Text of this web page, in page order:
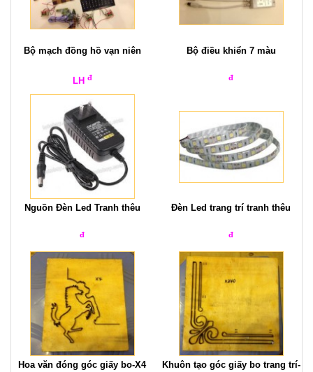
Bộ mạch đồng hồ vạn niên
LH đ
Bộ điều khiển 7 màu
đ
Nguồn Đèn Led Tranh thêu
đ
Đèn Led trang trí tranh thêu
đ
Hoa văn đóng góc giấy bo-X4
Khuôn tạo góc giấy bo trang trí-